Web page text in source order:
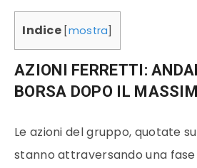
Indice [mostra
AZIONI FERRETTI:
BORSA DOPO IL
Le azioni del gruppo, quotate
stanno attraversando una fase